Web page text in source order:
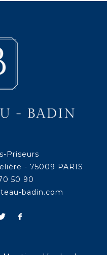
Priseurs
- 75009 PARIS
50 90
badin.com